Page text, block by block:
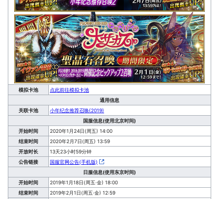
模拟卡池
点此前往模拟卡池
通用信息
关联卡池
小年纪念推荐召唤(2019)
国服信息(使用北京时间)
开始时间
2020年1月24日(周五) 14:00
结束时间
2020年2月7日(周五) 13:59
开放时长
13天23小时59分钟
公告链接
国服官网公告(手机版)
日服信息(使用东京时间)
开始时间
2019年1月18日(周五·金) 18:00
结束时间
2019年2月1日(周五·金) 12:59